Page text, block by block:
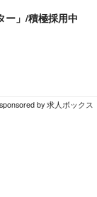
ー」/積極採用中
sponsored by 求人ボックス